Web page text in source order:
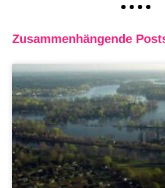
Zusammenhängende